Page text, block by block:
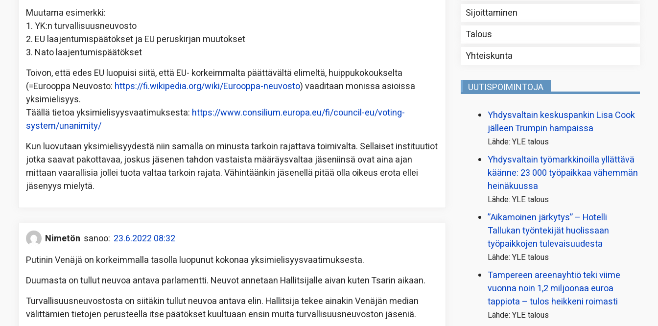
Muutama esimerkki:
1. YK:n turvallisuusneuvosto
2. EU laajentumispäätökset ja EU peruskirjan muutokset
3. Nato laajentumispäätökset
Toivon, että edes EU luopuisi siitä, että EU- korkeimmalta päättävältä elimeltä, huippukokoukselta
(=Eurooppa Neuvosto: https://fi.wikipedia.org/wiki/Eurooppa-neuvosto) vaaditaan monissa asioissa
yksimielisyys.
Täällä tietoa yksimielisyysvaatimuksesta: https://www.consilium.europa.eu/fi/council-eu/voting-
system/unanimity/
Kun luovutaan yksimielisyydestä niin samalla on minusta tarkoin rajattava toimivalta. Sellaiset instituutiot
jotka saavat pakottavaa, joskus jäsenen tahdon vastaista määräysvaltaa jäseniinsä ovat aina ajan
mittaan vaarallisia jollei tuota valtaa tarkoin rajata. Vähintäänkin jäsenellä pitää olla oikeus erota ellei
jäsenyys mielytä.
Nimetön sanoo: 23.6.2022 08:32
Putinin Venäjä on korkeimmalla tasolla luopunut kokonaa yksimielisyysvaatimuksesta.
Duumasta on tullut neuvoa antava parlamentti. Neuvot annetaan Hallitsijalle aivan kuten Tsarin aikaan.
Turvallisuusneuvostosta on siitäkin tullut neuvoa antava elin. Hallitsija tekee ainakin Venäjän median
välittämien tietojen perusteella itse päätökset kuultuaan ensin muita turvallisuusneuvoston jäseniä.
Sijoittaminen
Talous
Yhteiskunta
UUTISPOIMINTOJA
Yhdysvaltain keskuspankin Lisa Cook
jälleen Trumpin hampaissa
Lähde: YLE talous
Yhdysvaltain työmarkkinoilla yllättävä
käänne: 23 000 työpaikkaa vähemmän
heinäkuussa
Lähde: YLE talous
”Aikamoinen järkytys” – Hotelli
Tallukan työntekijät huolissaan
työpaikkojen tulevaisuudesta
Lähde: YLE talous
Tampereen areenayhtiö teki viime
vuonna noin 1,2 miljoonaa euroa
tappiota – tulos heikkeni roimasti
Lähde: YLE talous